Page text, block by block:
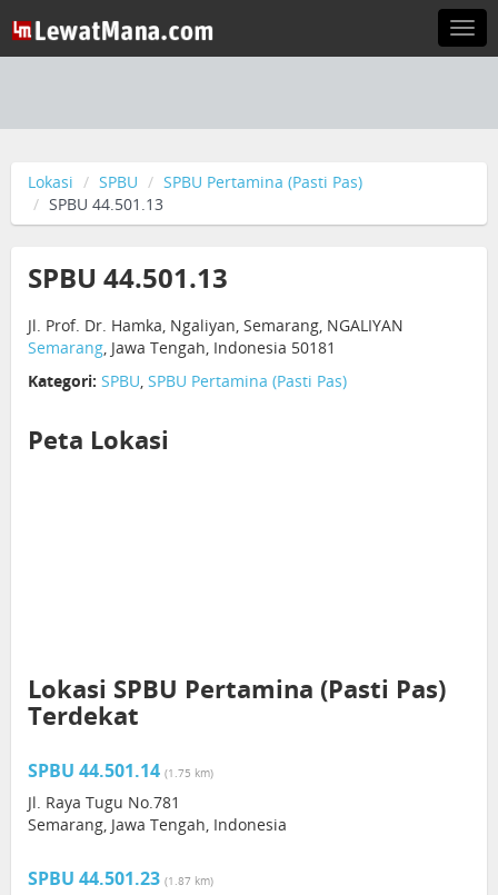
Lokasi SPBU
SPBU Pertamina (Pasti Pas)
SPBU 44.501.13
SPBU 44.501.13
Jl. Prof. Dr. Hamka, Ngaliyan, Semarang, NGALIYAN
Semarang, Jawa Tengah, Indonesia 50181
Kategori: SPBU, SPBU Pertamina (Pasti Pas)
Peta Lokasi
Lokasi SPBU Pertamina (Pasti Pas)
Terdekat
SPBU 44.501.14 (1.75 km)
Jl. Raya Tugu No.781
Semarang, Jawa Tengah, Indonesia
SPBU 44.501.23 (1.87 km)